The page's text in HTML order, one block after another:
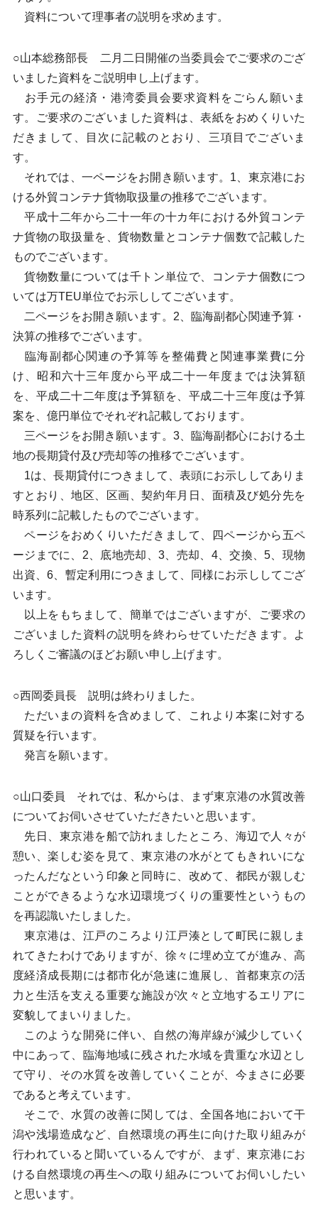
資料について理事者の説明を求めます。
○山本総務部長 二月二日開催の当委員会でご要求のござ
いました資料をご説明申し上げます。
お手元の経済・港湾委員会要求資料をごらん願いま
す。ご要求のございました資料は、表紙をおめくりいた
だきまして、目次に記載のとおり、三項目でございま
す。
それでは、一ページをお開き願います。1、東京港にお
ける外貿コンテナ貨物取扱量の推移でございます。
平成十二年から二十一年の十カ年における外貿コンテ
ナ貨物の取扱量を、貨物数量とコンテナ個数で記載した
ものでございます。
貨物数量については千トン単位で、コンテナ個数につ
いては万TEU単位でお示ししてございます。
二ページをお開き願います。2、臨海副都心関連予算・
決算の推移でございます。
臨海副都心関連の予算等を整備費と関連事業費に分
け、昭和六十三年度から平成二十一年度までは決算額
を、平成二十二年度は予算額を、平成二十三年度は予算
案を、億円単位でそれぞれ記載しております。
三ページをお開き願います。3、臨海副都心における土
地の長期貸付及び売却等の推移でございます。
1は、長期貸付につきまして、表頭にお示ししてありま
すとおり、地区、区画、契約年月日、面積及び処分先を
時系列に記載したものでございます。
ページをおめくりいただきまして、四ページから五ペ
ージまでに、2、底地売却、3、売却、4、交換、5、現物
出資、6、暫定利用につきまして、同様にお示ししてござ
います。
以上をもちまして、簡単ではございますが、ご要求の
ございました資料の説明を終わらせていただきます。よ
ろしくご審議のほどお願い申し上げます。
○西岡委員長 説明は終わりました。
ただいまの資料を含めまして、これより本案に対する
質疑を行います。
発言を願います。
○山口委員 それでは、私からは、まず東京港の水質改善
についてお伺いさせていただきたいと思います。
先日、東京港を船で訪れましたところ、海辺で人々が
憩い、楽しむ姿を見て、東京港の水がとてもきれいにな
ったんだなという印象と同時に、改めて、都民が親しむ
ことができるような水辺環境づくりの重要性というもの
を再認識いたしました。
東京港は、江戸のころより江戸湊として町民に親しま
れてきたわけでありますが、徐々に埋め立てが進み、高
度経済成長期には都市化が急速に進展し、首都東京の活
力と生活を支える重要な施設が次々と立地するエリアに
変貌してまいりました。
このような開発に伴い、自然の海岸線が減少していく
中にあって、臨海地域に残された水域を貴重な水辺とし
て守り、その水質を改善していくことが、今まさに必要
であると考えています。
そこで、水質の改善に関しては、全国各地において干
潟や浅場造成など、自然環境の再生に向けた取り組みが
行われていると聞いているんですが、まず、東京港にお
ける自然環境の再生への取り組みについてお伺いしたい
と思います。